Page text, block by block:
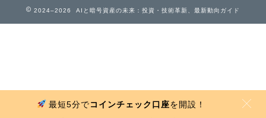
2024–2026 AIと暗号資産の未来：投資・技術革新、最新動向ガイド
最短5分でコインチェック口座を開設！